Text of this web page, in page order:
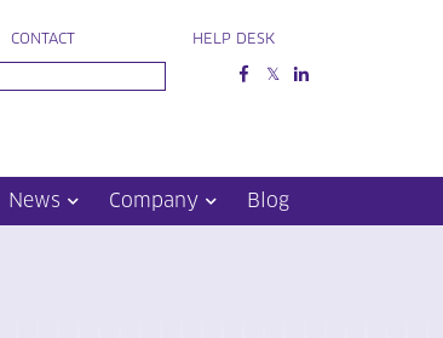
CONTACT HELP DESK
News Company Blog